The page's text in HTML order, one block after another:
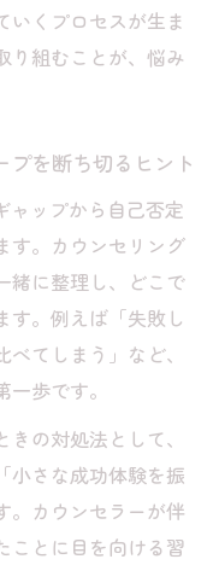
心を受け入れる
ウンセリングの
が深まる瞬間を
るカウンセリン
ためのカウンセ
の第一歩を踏み
いくプロセスが生ま
り組むことが、悩み
プを断ち切るヒント
ャップから自己否定
す。カウンセリング
緒に整理し、どこで
す。例えば「失敗し
てしまう」など、
歩です。
の対処法として、
小さな成功体験を振
。カウンセラーが伴
ことに目を向ける習